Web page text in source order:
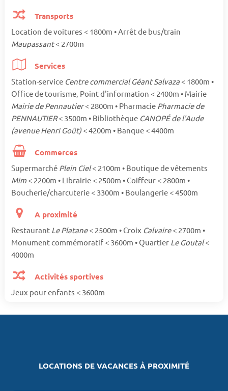
Transports
Location de voitures < 1800m • Arrêt de bus/train
Maupassant< 2700m
Services
Station-service Centre commercial Géant Salvaza < 1800m •
Office de tourisme, Point d'information < 2400m • Mairie
Mairie de Pennautier< 2800m • Pharmacie Pharmacie de
PENNAUTIER< 3500m • Bibliothèque CANOPÉ de l'Aude
(avenue Henri Goût) < 4200m • Banque < 4400m
Commerces
Supermarché Plein Ciel< 2100m • Boutique de vêtements
Mim < 2200m • Librairie < 2500m • Coiffeur < 2800m •
Boucherie/charcuterie < 3300m • Boulangerie < 4500m
A proximité
Restaurant Le Platane< 2500m • Croix Calvaire< 2700m •
Monument commémoratif < 3600m • Quartier Le Goutal<
4000m
Activités sportives
Jeux pour enfants < 3600m
LOCATIONS DE VACANCES À PROXIMITÉ